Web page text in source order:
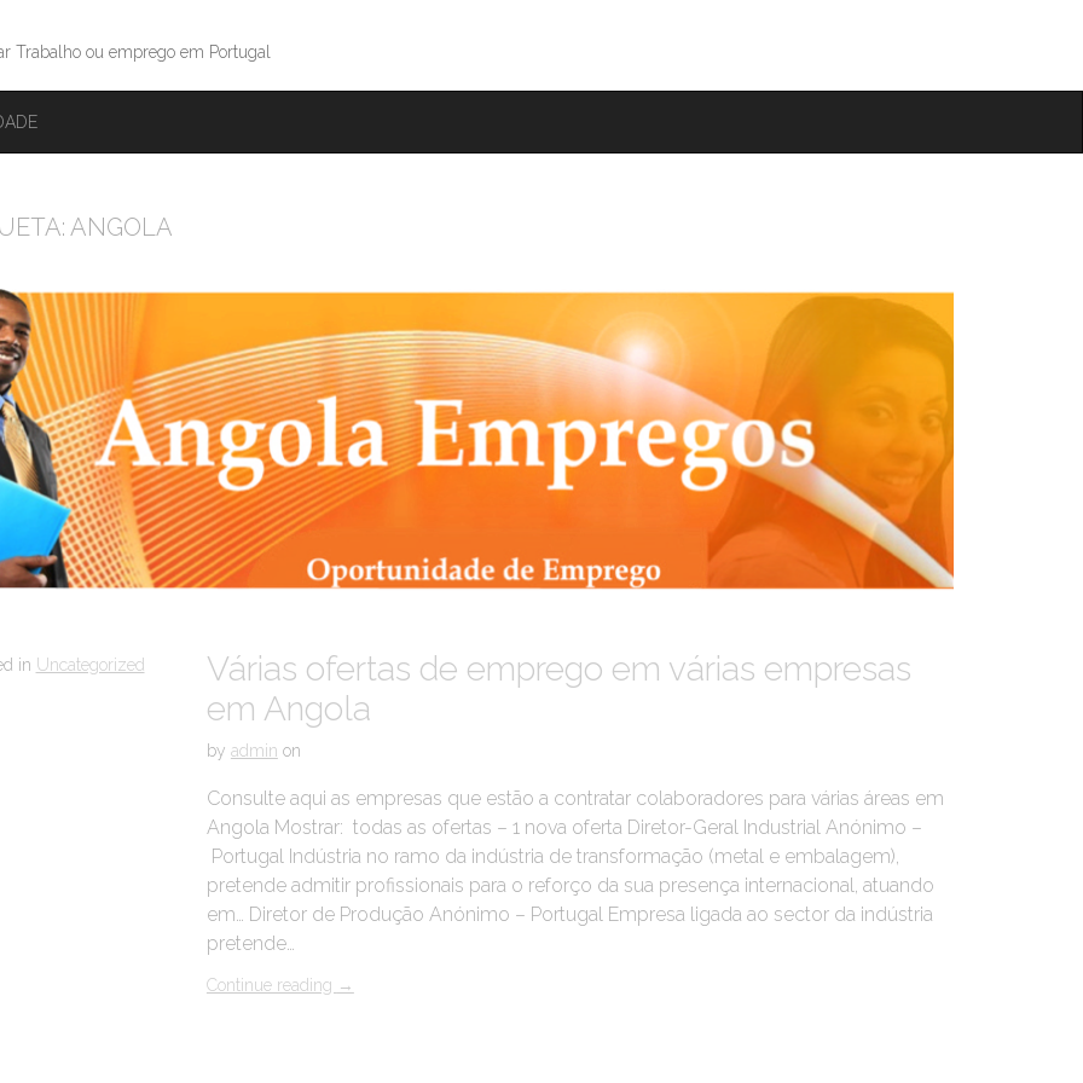
Trabalho ou emprego em Portugal
ANGOLA
in Uncategorized
Várias ofertas de emprego em várias empresas
em Angola
by admin on
Consulte aqui as empresas que estão a contratar colaboradores para várias áreas em
Angola Mostrar: todas as ofertas – 1 nova oferta Diretor-Geral Industrial Anónimo –
Portugal Indústria no ramo da indústria de transformação (metal e embalagem),
pretende admitir profissionais para o reforço da sua presença internacional, atuando
em… Diretor de Produção Anónimo – Portugal Empresa ligada ao sector da indústria
pretende…
Continue reading →